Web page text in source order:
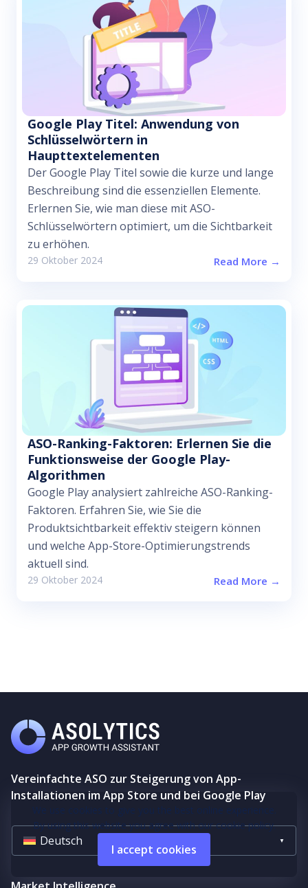
Google Play Titel: Anwendung von
Schlüsselwörtern in
Haupttextelementen
Der Google Play Titel sowie die kurze und lange
Beschreibung sind die essenziellen Elemente.
Erlernen Sie, wie man diese mit ASO-
Schlüsselwörtern optimiert, um die Sichtbarkeit
zu erhöhen.
29 Oktober 2024 Read More →
ASO-Ranking-Faktoren: Erlernen Sie die
Funktionsweise der Google Play-
Algorithmen
Google Play analysiert zahlreiche ASO-Ranking-
Faktoren. Erfahren Sie, wie Sie die
Produktsichtbarkeit effektiv steigern können
und welche App-Store-Optimierungstrends
aktuell sind.
29 Oktober 2024 Read More →
Vereinfachte ASO zur Steigerung von App-
Installationen im App Store und bei Google Play
Deutsch
We use cookies to give you the best online experience.
By using this website you agree with our cookie policy.
I accept cookies